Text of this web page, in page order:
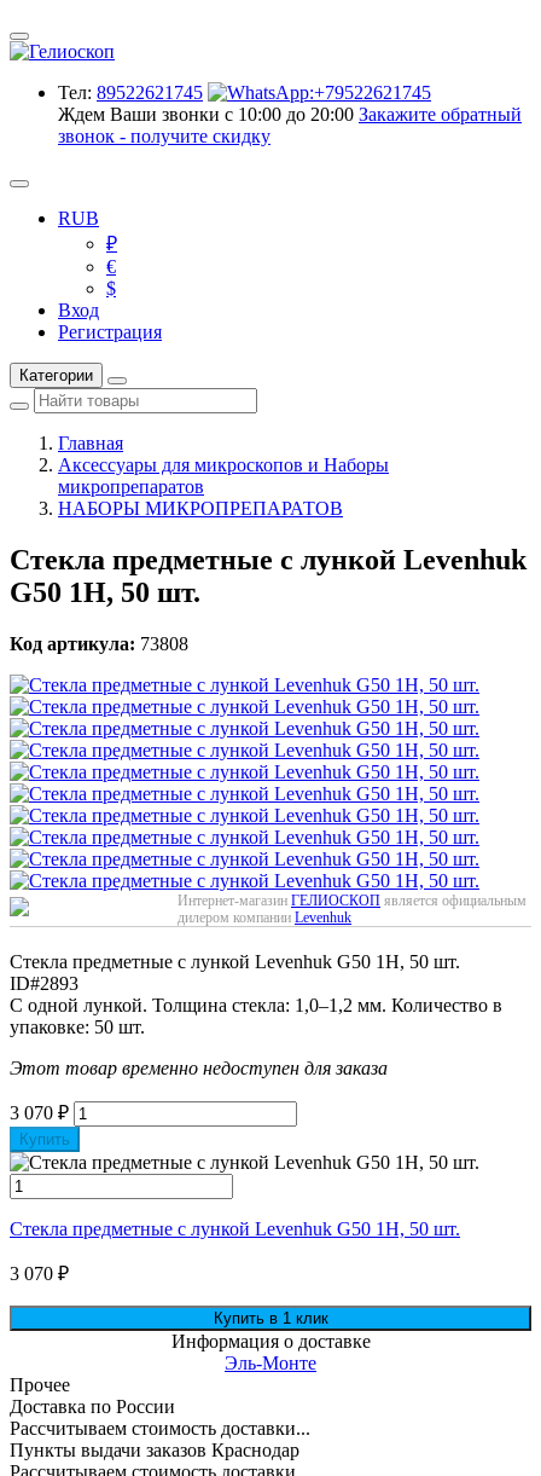
Тел: 89522621745
Ждем Ваши звонки с 10:00 до 20:00 Закажите обратный
звонок - получите скидку
RUB
₽
€
$
Вход
Регистрация
Категории
Главная
Аксессуары для микроскопов и Наборы
микропрепаратов
НАБОРЫ МИКРОПРЕПАРАТОВ
Стекла предметные с лункой Levenhuk
G50 1H, 50 шт.
Код артикула: 73808
Интернет-магазин ГЕЛИОСКОП является официальным
дилером компании Levenhuk
Стекла предметные с лункой Levenhuk G50 1H, 50 шт.
ID#2893
С одной лункой. Толщина стекла: 1,0–1,2 мм. Количество в
упаковке: 50 шт.
Этот товар временно недоступен для заказа
3 070 ₽
Купить
Стекла предметные с лункой Levenhuk G50 1H, 50 шт.
3 070 ₽
Информация о доставке
Эль-Монте
Прочее
Доставка по России
Рассчитываем стоимость доставки...
Пункты выдачи заказов Краснодар
Рассчитываем стоимость доставки...